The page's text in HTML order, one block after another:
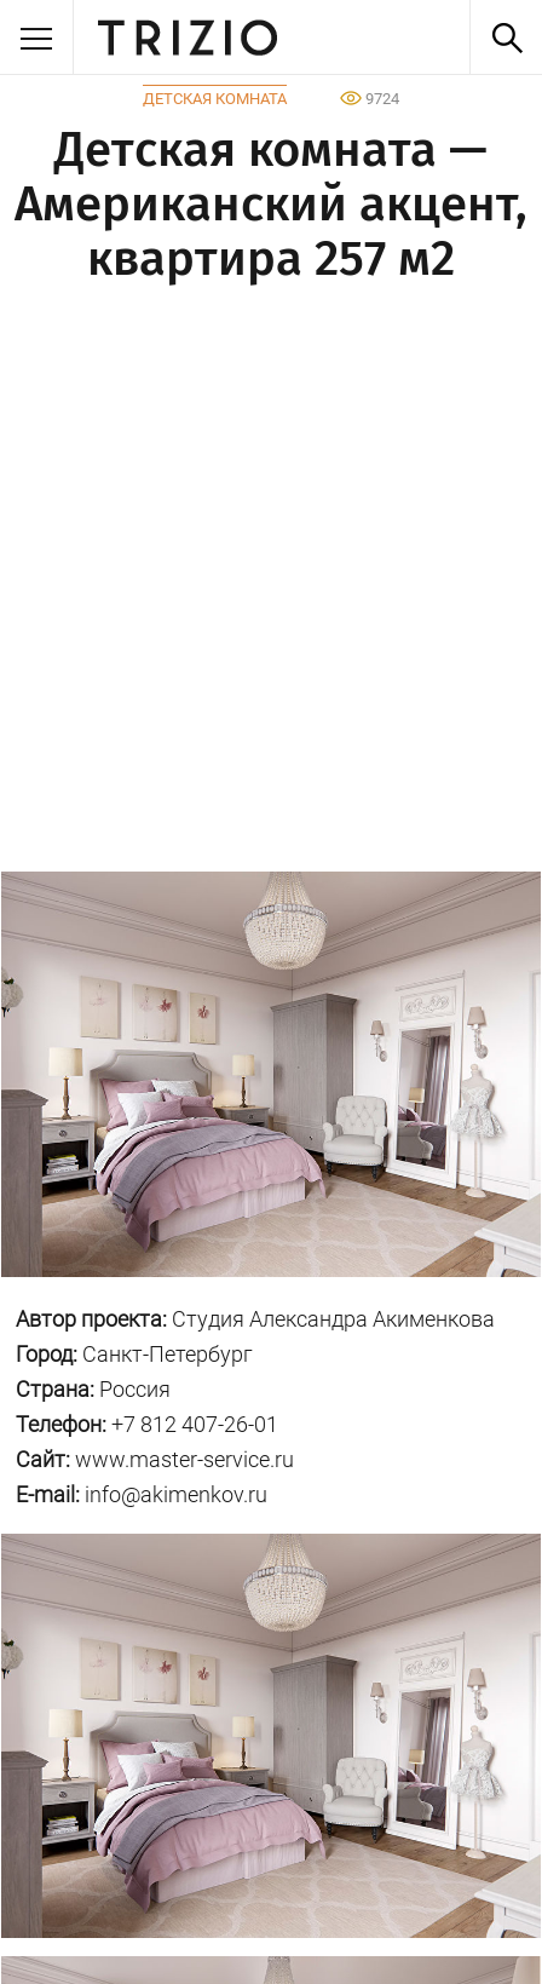
ДЕТСКАЯ КОМНАТА 9724
Детская комната —
Американский акцент,
квартира 257 м2
Автор проекта: Студия Александра Акименкова
Город: Санкт-Петербург
Страна: Россия
Телефон:+7 812 407-26-01
Сайт:www.master-service.ru
E-mail: info@akimenkov.ru